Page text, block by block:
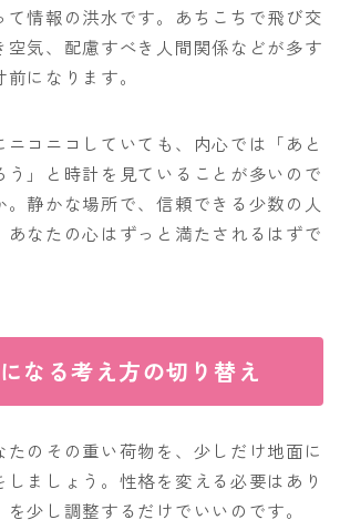
て情報の洪水です。あちこちで飛び交
空気、配慮すべき人間関係などが多す
になります。
コニコしていても、内心では「あと
う」と時計を見ていることが多いので
。静かな場所で、信頼できる少数の人
あなたの心はずっと満たされるはずで
なる考え方の切り替え
たのその重い荷物を、少しだけ地面に
ましょう。性格を変える必要はあり
少し調整するだけでいいのです。